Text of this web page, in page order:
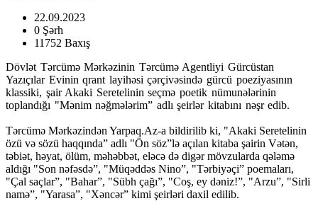
22.09.2023
0 Şərh
11752 Baxış
Dövlət Tərcümə Mərkəzinin Tərcümə Agentliyi Gürcüstan
Yazıçılar Evinin qrant layihəsi çərçivəsində gürcü poeziyasının
klassiki, şair Akaki Seretelinin seçmə poetik nümunələrinin
toplandığı "Mənim nəğmələrim” adlı şeirlər kitabını nəşr edib.
Tərcümə Mərkəzindən Yarpaq.Az-a bildirilib ki, "Akaki Seretelinin
özü və sözü haqqında” adlı "Ön söz”lə açılan kitaba şairin Vətən,
təbiət, həyat, ölüm, məhəbbət, eləcə də digər mövzularda qələmə
aldığı "Son nəfəsdə”, "Müqəddəs Nino”, "Tərbiyəçi” poemaları,
"Çal saçlar”, "Bahar”, "Sübh çağı”, "Coş, ey dəniz!”, "Arzu”, "Sirli
namə”, "Yarasa”, "Xəncər” kimi şeirləri daxil edilib.